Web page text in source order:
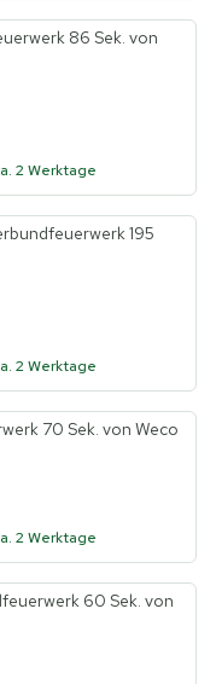
86 Sek. von
2 Werktage
195
2 Werktage
70 Sek. von Weco
2 Werktage
60 Sek. von